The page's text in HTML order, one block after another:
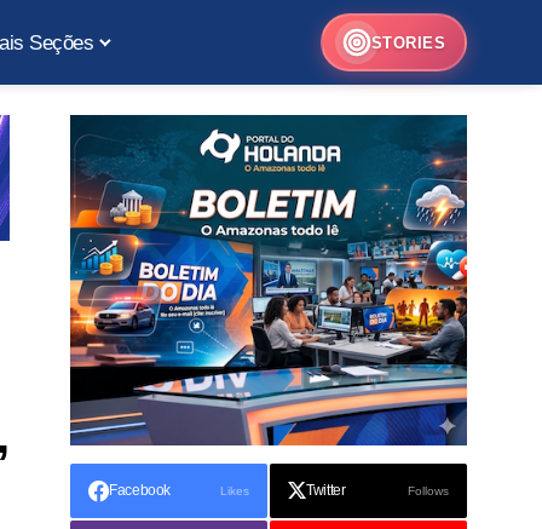
Seções STORIES
Facebook Likes Twitter Follows